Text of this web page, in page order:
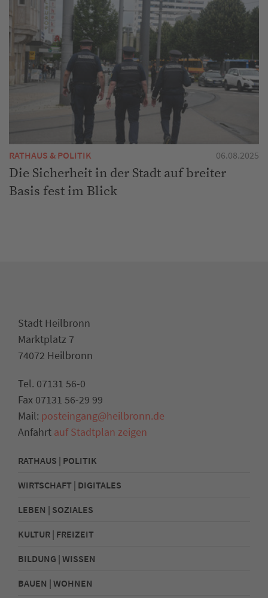
RATHAUS & POLITIK 06.08.2025
Die Sicherheit in der Stadt auf breiter
Basis fest im Blick
Stadt Heilbronn
Marktplatz 7
74072 Heilbronn
Tel. 07131 56-0
Fax 07131 56-29 99
Mail: posteingang@heilbronn.de
Anfahrt auf Stadtplan zeigen
RATHAUS | POLITIK
WIRTSCHAFT | DIGITALES
LEBEN | SOZIALES
KULTUR | FREIZEIT
BILDUNG | WISSEN
BAUEN | WOHNEN